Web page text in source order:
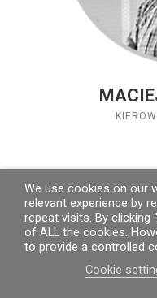
We use cookies on our
relevant experience by
repeat visits. By clicking
of ALL the cookies.
to provide a controlled
Cookie